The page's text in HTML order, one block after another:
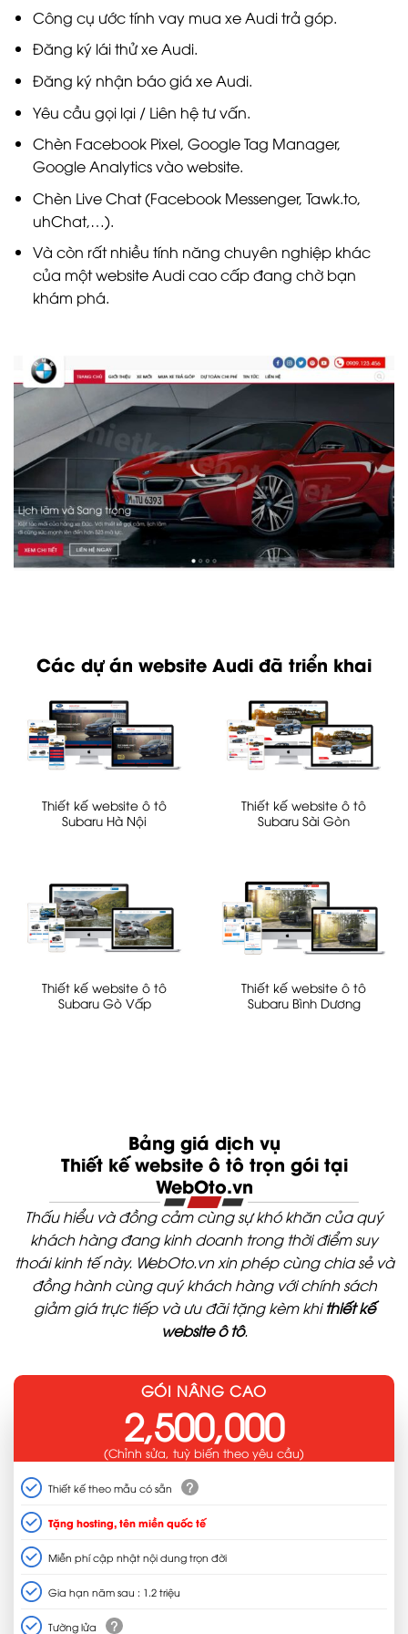
Công cụ ước tính vay mua xe Audi trả góp.
Đăng ký lái thử xe Audi.
Đăng ký nhận báo giá xe Audi.
Yêu cầu gọi lại / Liên hệ tư vấn.
Chèn Facebook Pixel, Google Tag Manager,
Google Analytics vào website.
Chèn Live Chat (Facebook Messenger, Tawk.to,
uhChat,…).
Và còn rất nhiều tính năng chuyên nghiệp khác
của một website Audi cao cấp đang chờ bạn
khám phá.
Các dự án website Audi đã triển khai
Thiết kế website ô tô
Subaru Hà Nội
Thiết kế website ô tô
Subaru Sài Gòn
Thiết kế website ô tô
Subaru Gò Vấp
Thiết kế website ô tô
Subaru Bình Dương
Bảng giá dịch vụ
Thiết kế website ô tô trọn gói tại
WebOto.vn
Thấu hiểu và đồng cảm cùng sự khó khăn của quý
khách hàng đang kinh doanh trong thời điểm suy
thoái kinh tế này. WebOto.vn xin phép cùng chia sẻ và
đồng hành cùng quý khách hàng với chính sách
giảm giá trực tiếp và ưu đãi tặng kèm khithiết kế
website ô tô.
GÓI NÂNG CAO
2,500,000
(Chỉnh sửa, tuỳ biến theo yêu cầu)
Thiết kế theo mẫu có sẵn ?
Tặng hosting, tên miền quốc tế
Miễn phí cập nhật nội dung trọn đời
Gia hạn năm sau : 1.2 triệu
Tường lửa ?